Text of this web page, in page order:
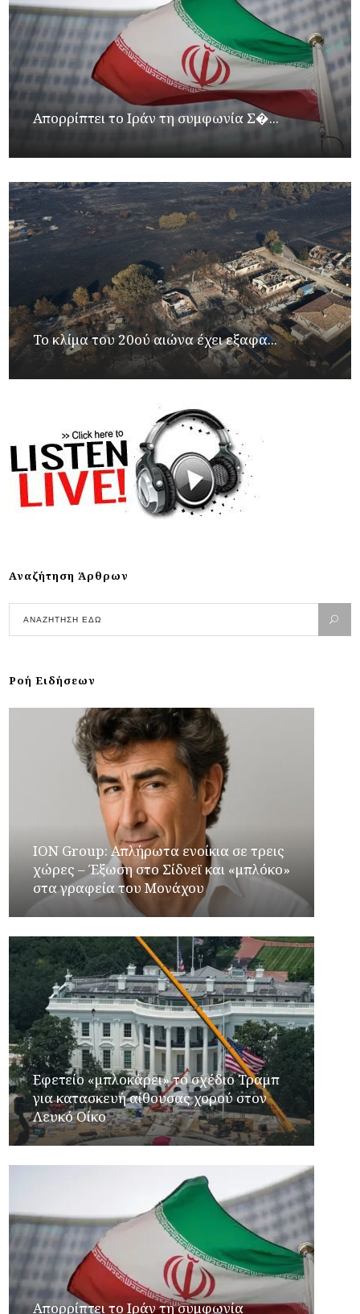
Απορρίπτει το Ιράν τη συμφωνία Σ�...
Το κλίμα του 20ού αιώνα έχει εξαφα...
Αναζήτηση Άρθρων
Ροή Ειδήσεων
ION Group: Απλήρωτα ενοίκια σε τρεις
χώρες – Έξωση στο Σίδνεϊ και «μπλόκο»
στα γραφεία του Μονάχου
Εφετείο «μπλοκάρει» το σχέδιο Τραμπ
για κατασκευή αίθουσας χορού στον
Λευκό Οίκο
Απορρίπτει το Ιράν τη συμφωνία